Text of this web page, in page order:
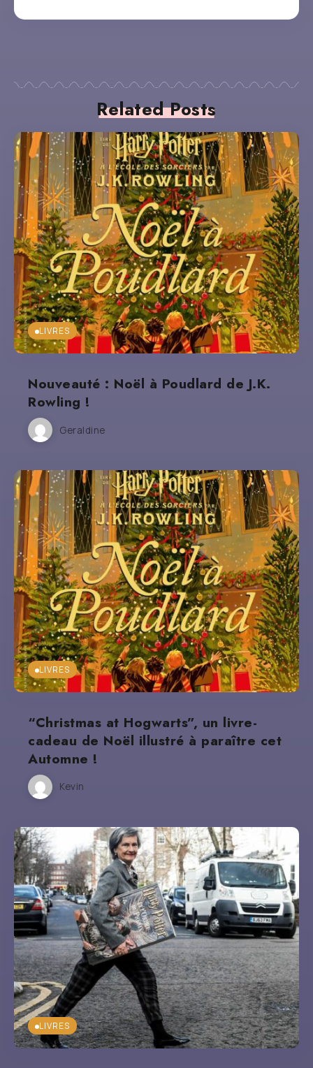
Related Posts
LIVRES
Nouveauté : Noël à Poudlard de J.K.
Rowling !
Geraldine
LIVRES
“Christmas at Hogwarts”, un livre-
cadeau de Noël illustré à paraître cet
Automne !
Kevin
LIVRES